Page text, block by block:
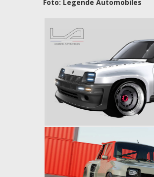
Foto: Legende Automobiles